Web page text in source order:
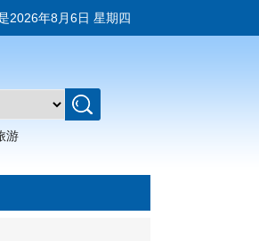
2026年8月6日 星期四
游